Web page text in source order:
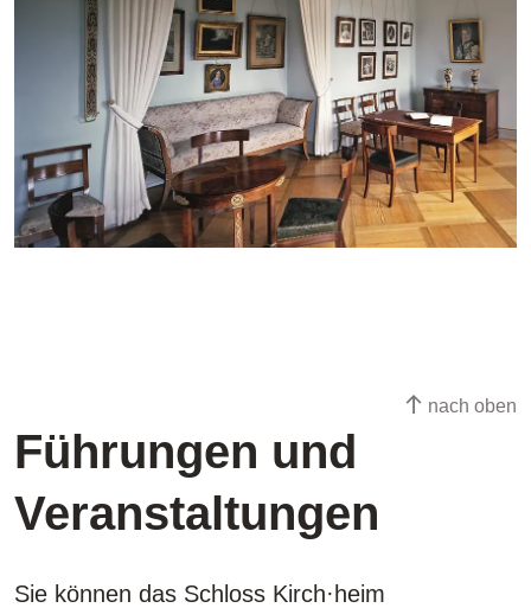
nach oben
Führungen und
Veranstaltungen
Sie können das Schloss Kirch·heim